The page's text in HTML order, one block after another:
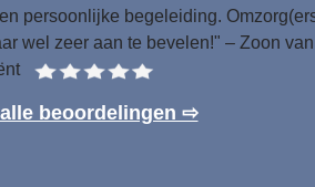
persoonlijke begeleiding.
wel zeer aan te bevelen!" – Zoon van
beoordelingen ⇨